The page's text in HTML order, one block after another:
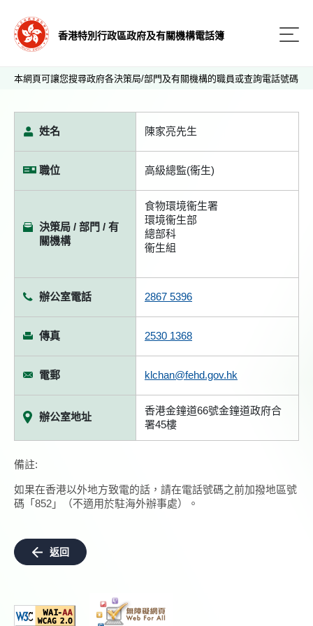
香港特別行政區政府及有關機構電話簿
本網頁可讓您搜尋政府各決策局/部門及有關機構的職員或查詢電話號碼
姓名 陳家亮先生
職位 高級總監(衞生)
決策局 / 部門 / 有
關機構
食物環境衞生署
環境衞生部
總部科
衞生組
辦公室電話 2867 5396
傳真 2530 1368
電郵 klchan@fehd.gov.hk
辦公室地址
香港金鐘道66號金鐘道政府合
署45樓
備註:
如果在香港以外地方致電的話，請在電話號碼之前加撥地區號
碼「852」（不適用於駐海外辦事處）。
返回